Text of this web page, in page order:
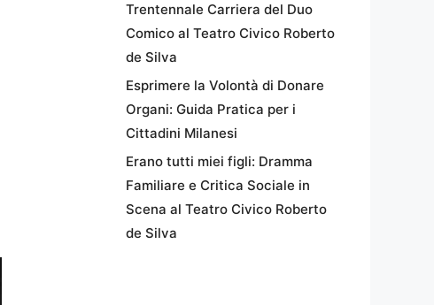
Trentennale Carriera del Duo
Comico al Teatro Civico Roberto
de Silva
Esprimere la Volontà di Donare
Organi: Guida Pratica per i
Cittadini Milanesi
Erano tutti miei figli: Dramma
Familiare e Critica Sociale in
Scena al Teatro Civico Roberto
de Silva